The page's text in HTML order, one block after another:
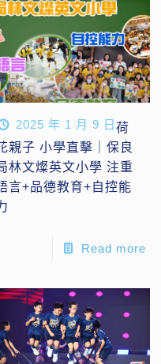
2025 年 1 月 9 日 荷
親子 小學直擊｜保良
林文燦英文小學 注重
言+品德教育+自控能
Read more